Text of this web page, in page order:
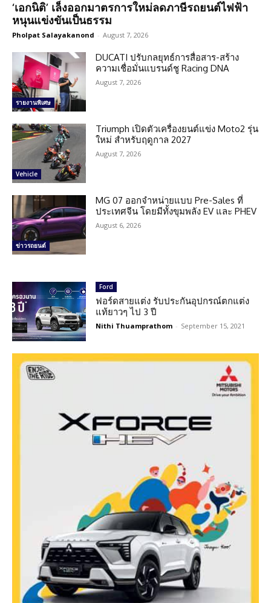
‘เอกนิติ’ เล็งออกมาตรการใหม่ลดภาษีรถยนต์ไฟฟ้า
หนุนแข่งขันเป็นธรรม
Pholpat Salayakanond - August 7, 2026
รายงานพิเศษ
DUCATI ปรับกลยุทธ์การสื่อสาร-สร้าง
ความเชื่อมั่นแบรนด์ชู Racing DNA
August 7, 2026
Vehicle
Triumph เปิดตัวเครื่องยนต์แข่ง Moto2 รุ่น
ใหม่ สำหรับฤดูกาล 2027
August 7, 2026
ข่าวรถยนต์
MG 07 ออกจำหน่ายแบบ Pre-Sales ที่
ประเทศจีน โดยมีทั้งขุมพลัง EV และ PHEV
August 6, 2026
Ford
ฟอร์ดสายแต่ง รับประกันอุปกรณ์ตกแต่ง
แท้ยาวๆ ไป 3 ปี
Nithi Thuamprathom - September 15, 2021